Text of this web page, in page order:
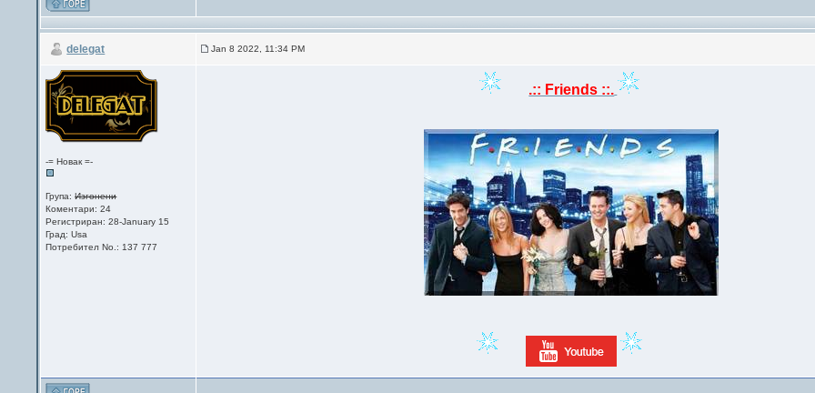
delegat Jan 8 2022, 11:34 PM
-= Новак =-
Група:Изгонени
Коментари: 24
Регистриран: 28-January 15
Град: Usa
Потребител No.: 137 777
.:: Friends ::.